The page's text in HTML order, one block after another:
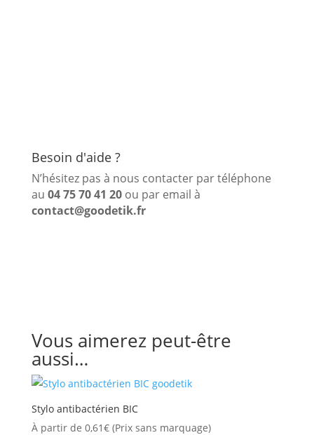
Besoin d'aide ?
N’hésitez pas à nous contacter par téléphone
au 04 75 70 41 20 ou par email à
contact@goodetik.fr
Vous aimerez peut-être
aussi…
Stylo antibactérien BIC
À partir de 0,61€(Prix sans marquage)